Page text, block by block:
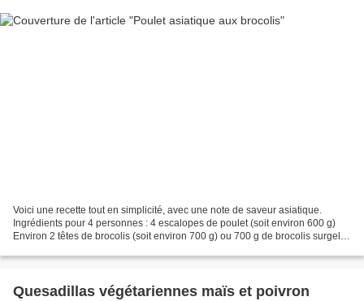
Voici une recette tout en simplicité, avec une note de saveur asiatique.
Ingrédients pour 4 personnes : 4 escalopes de poulet (soit environ 600 g)
Environ 2 têtes de brocolis (soit environ 700 g) ou 700 g de brocolis surgelés
Quesadillas végétariennes maïs et poivron